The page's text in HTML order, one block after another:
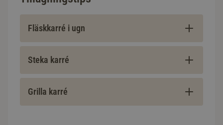
Fläskkarré i ugn
Steka karré
Grilla karré